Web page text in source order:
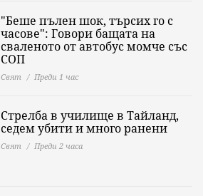
"Беше пълен шок, търсих го с
часове": Говори бащата на
сваленото от автобус момче със
СОП
Свят Преди 1 час
Стрелба в училище в Тайланд,
седем убити и много ранени
Свят Преди 2 часа